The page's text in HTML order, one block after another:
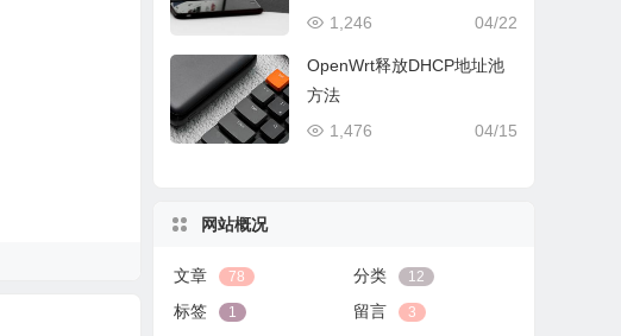
04/22
1,246
OpenWrt释放DHCP地址池
方法
04/15
1,476
网站概况
文章 78 分类 12
标签 1 留言 3